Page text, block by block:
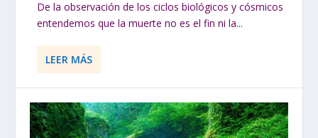
De la observación de los ciclos biológicos y cósmicos
entendemos que la muerte no es el fin ni la...
LEER MÁS